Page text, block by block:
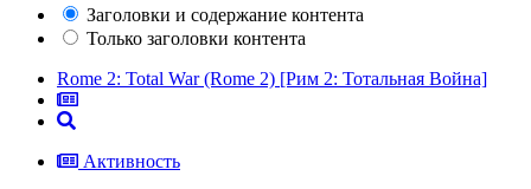
Заголовки и содержание контента
Только заголовки контента
Rome 2: Total War (Rome 2) [Рим 2: Тотальная Война]
Активность